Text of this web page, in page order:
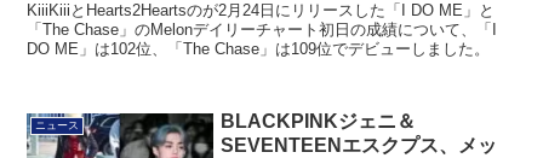
KiiiKiiiとHearts2Heartsのが2月24日にリリースした「I DO ME」と
「The Chase」のMelonデイリーチャート初日の成績について、「I
DO ME」は102位、「The Chase」は109位でデビューしました。
ニュース
BLACKPINKジェニ＆
SEVENTEENエスクプス、メッ